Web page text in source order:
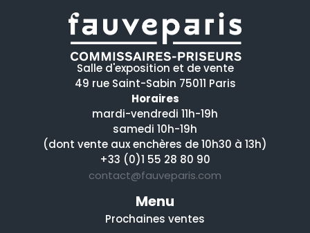
Salle d'exposition et de vente
49 rue Saint-Sabin 75011 Paris
Horaires
mardi-vendredi 11h-19h
samedi 10h-19h
(dont vente aux enchères de 10h30 à 13h)
+33 (0)1 55 28 80 90
contact@fauveparis.com
Menu
Prochaines ventes